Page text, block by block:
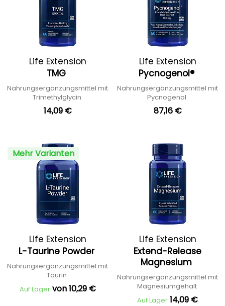
Life Extension
TMG
Nahrungsergänzungsmittel mit
Trimethylglycin
14,09 €
Life Extension
Pycnogenol®
Nahrungsergänzungsmittel mit
Pycnogenol
87,16 €
Mehr Varianten
Life Extension
L-Taurine Powder
Nahrungsergänzungsmittel mit
Taurin
Auf Lager von 10,29 €
Life Extension
Extend-Release
Magnesium
Nahrungsergänzungsmittel mit
Magnesiumgehalt
Auf Lager 14,09 €